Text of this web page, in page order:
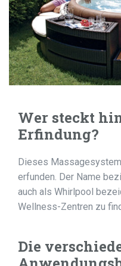
Wer steckt
Erfindung?
Dieses
erfunden. Der Name
auch als Whirlpool
Wellness-Zentren zu
Die